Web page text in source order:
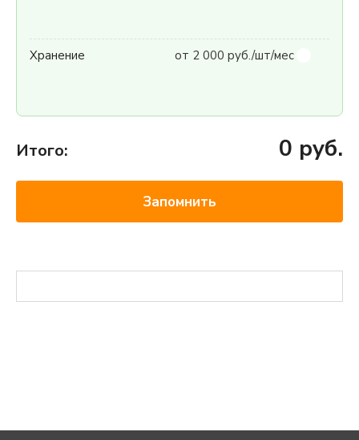
Хранение от 2 000 руб./шт/мес
Итого: 0 руб.
Запомнить